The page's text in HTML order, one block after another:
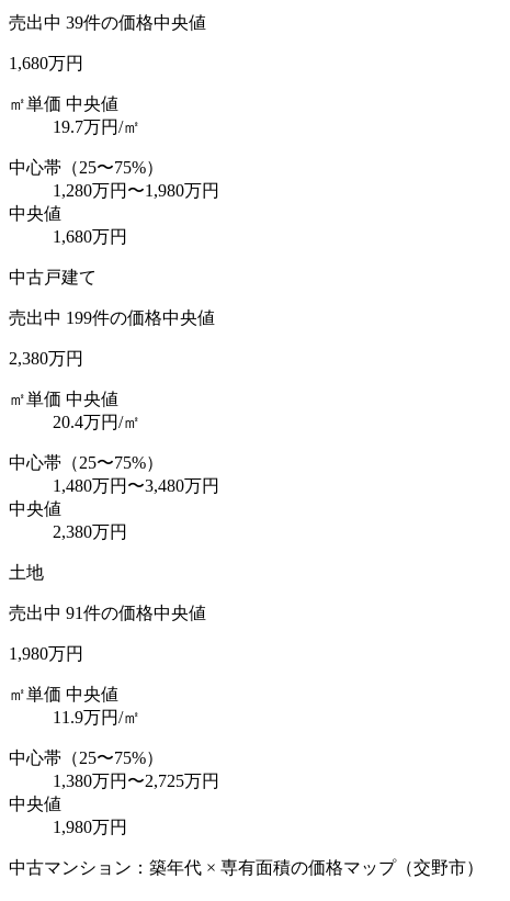
売出中 39件の価格中央値
1,680万円
㎡単価 中央値
19.7万円/㎡
中心帯（25〜75%）
1,280万円 〜1,980万円
中央値
1,680万円
中古戸建て
売出中 199件の価格中央値
2,380万円
㎡単価 中央値
20.4万円/㎡
中心帯（25〜75%）
1,480万円 〜3,480万円
中央値
2,380万円
土地
売出中 91件の価格中央値
1,980万円
㎡単価 中央値
11.9万円/㎡
中心帯（25〜75%）
1,380万円 〜2,725万円
中央値
1,980万円
中古マンション：築年代 × 専有面積の価格マップ（交野市）